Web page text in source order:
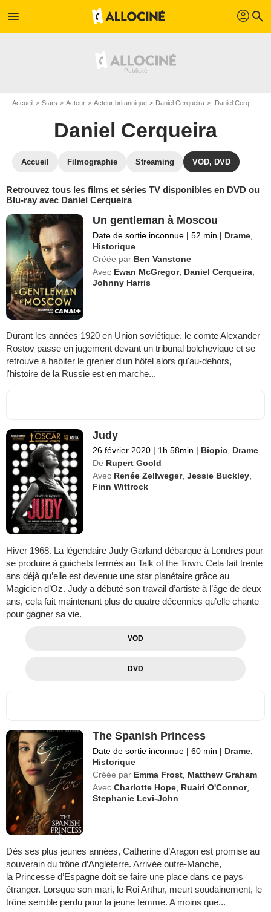
menu profil search
Accueil Stars Acteur Acteur britannique Daniel Cerqueira Daniel Cerqueira : ses Blu-Ray, DVD, VOD, SVOD
Daniel Cerqueira
Accueil Filmographie Streaming VOD, DVD
Retrouvez tous les films et séries TV disponibles en DVD ou
Blu-ray avec Daniel Cerqueira
Un gentleman à Moscou
Date de sortie inconnue | 52 min | Drame
Historique
Créée par Ben Vanstone
Avec Ewan McGregor, Daniel Cerqueira
Johnny Harris
Durant les années 1920 en Union soviétique, le comte Alexander
Rostov passe en jugement devant un tribunal bolchevique et se
retrouve à habiter le grenier d'un hôtel alors qu'au-dehors,
l'histoire de la Russie est en marche...
Judy
26 février 2020 | 1h 58min | Biopic Drame
De Rupert Goold
Avec Renée Zellweger,Jessie Buckley
Finn Wittrock
Hiver 1968. La légendaire Judy Garland débarque à Londres pour
se produire à guichets fermés au Talk of the Town. Cela fait trente
ans déjà qu’elle est devenue une star planétaire grâce au
Magicien d’Oz. Judy a débuté son travail d’artiste à l’âge de deux
ans, cela fait maintenant plus de quatre décennies qu’elle chante
pour gagner sa vie.
VOD
DVD
The Spanish Princess
Date de sortie inconnue | 60 min | Drame
Historique
Créée par Emma Frost Matthew Graham
Avec Charlotte Hope Ruairi O'Connor,
Stephanie Levi-John
Dès ses plus jeunes années, Catherine d’Aragon est promise au
souverain du trône d’Angleterre. Arrivée outre-Manche,
la Princesse d’Espagne doit se faire une place dans ce pays
étranger. Lorsque son mari, le Roi Arthur, meurt soudainement, le
trône semble perdu pour la jeune femme. A moins que...